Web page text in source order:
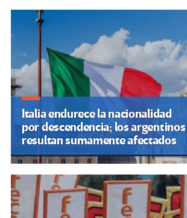
Italia endurece la nacionalidad
por descendencia; los argentinos
resultan sumamente afectados